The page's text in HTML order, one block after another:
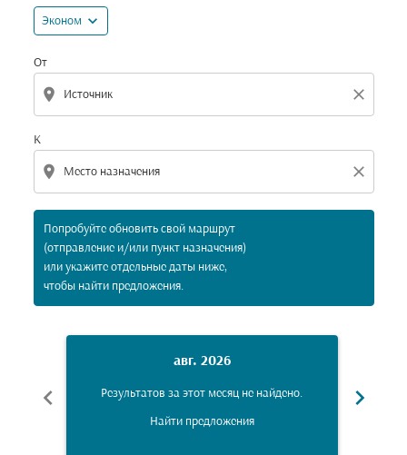
Эконом expand_more
От
location_on close
К
location_on close
Попробуйте обновить свой маршрут
(отправление и/или пункт назначения)
или укажите отдельные даты ниже,
чтобы найти предложения.
chevron_left
авг. 2026
Результатов за этот месяц не найдено.
Найти предложения
chevron_right